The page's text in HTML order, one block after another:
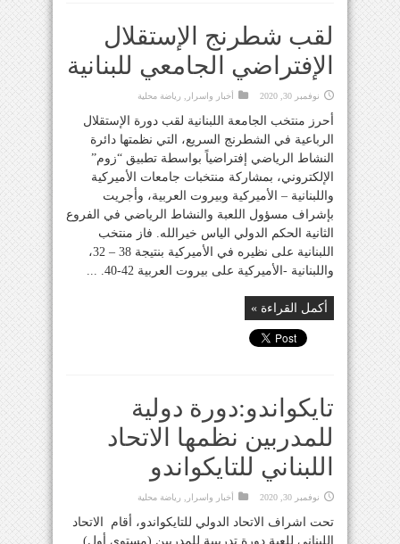
لقب شطرنج الإستقلال
الإفتراضي الجامعي للبنانية
نوفمبر 30, 2020 أخبار واسرار رياضة محلية
أحرز منتخب الجامعة اللبنانية لقب دورة الإستقلال
الرباعية في الشطرنج السريع، التي نظمتها دائرة
النشاط الرياضي إفتراضياً بواسطة تطبيق “زوم”
الإلكتروني، بمشاركة منتخبات جامعات الأميركية
واللبنانية – الأميركية وبيروت العربية، وأجريت
بإشراف مسؤول اللعبة والنشاط الرياضي في الفروع
الثانية الحكم الدولي الياس خيرالله. فاز منتخب
اللبنانية على نظيره في الأميركية بنتيجة 38 – 32،
واللبنانية -الأميركية على بيروت العربية 42-40. ...
أكمل القراءة »
تايكواندو:دورة دولية
للمدربين نظمها الاتحاد
اللبناني للتايكواندو
نوفمبر 30, 2020 أخبار واسرار رياضة محلية
تحت اشراف الاتحاد الدولي للتايكواندو، أقام الاتحاد
اللبناني للعبة دورة تدريبية للمدربين (مستوى أول)